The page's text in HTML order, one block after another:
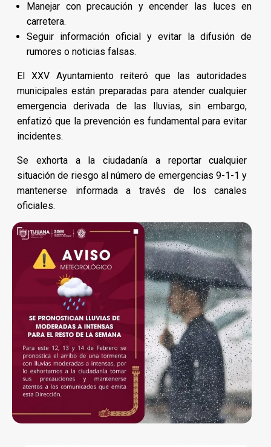
Manejar con precaución y encender las luces en
carretera.
Seguir información oficial y evitar la difusión de
rumores o noticias falsas.
El XXV Ayuntamiento reiteró que las autoridades
municipales están preparadas para atender cualquier
emergencia derivada de las lluvias, sin embargo,
enfatizó que la prevención es fundamental para evitar
incidentes.
Se exhorta a la ciudadanía a reportar cualquier
situación de riesgo al número de emergencias 9-1-1 y
mantenerse informada a través de los canales
oficiales.